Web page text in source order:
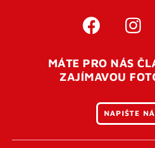
MÁTE PRO NÁS
ZAJÍMAVOU
NAPIŠTE